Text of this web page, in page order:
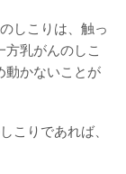
しこりは、触っ
乳がんのしこ
動かないことが
こりであれば、